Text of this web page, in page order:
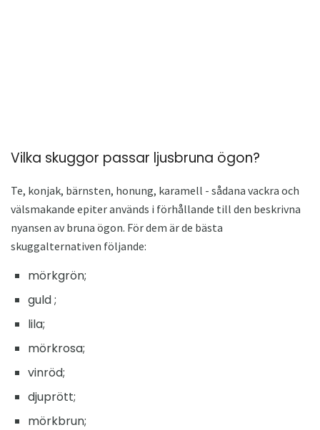
Vilka skuggor passar ljusbruna ögon?
Te, konjak, bärnsten, honung, karamell - sådana vackra och
välsmakande epiter används i förhållande till den beskrivna
nyansen av bruna ögon. För dem är de bästa
skuggalternativen följande:
mörkgrön;
guld ;
lila;
mörkrosa;
vinröd;
djuprött;
mörkbrun;